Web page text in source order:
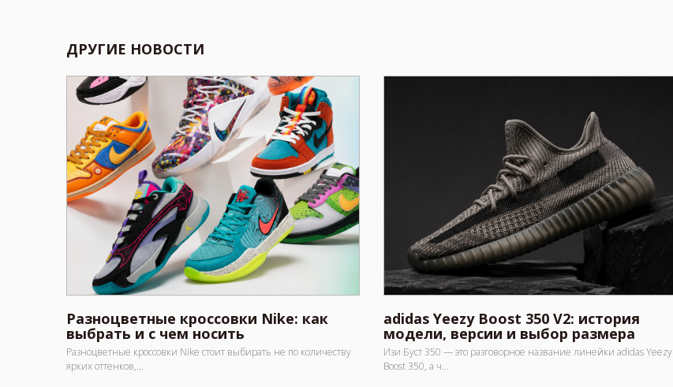
ДРУГИЕ НОВОСТИ
Разноцветные кроссовки Nike: как
выбрать и с чем носить
Разноцветные кроссовки Nike стоит выбирать не по количеству
ярких оттенков,...
adidas Yeezy Boost 350 V2: история
модели, версии и выбор размера
Изи Буст 350 — это разговорное название линейки adidas Yeezy
Boost 350, а ч...